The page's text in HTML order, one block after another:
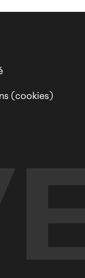
(cookies)